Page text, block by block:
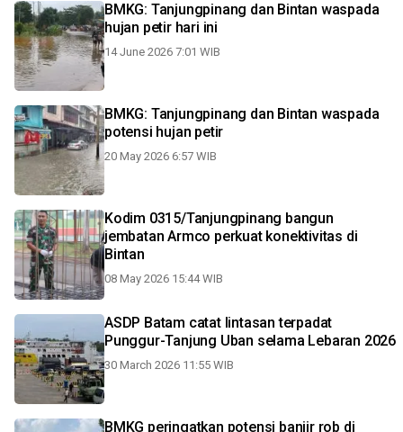
BMKG: Tanjungpinang dan Bintan waspada
hujan petir hari ini
14 June 2026 7:01 WIB
BMKG: Tanjungpinang dan Bintan waspada
potensi hujan petir
20 May 2026 6:57 WIB
Kodim 0315/Tanjungpinang bangun
jembatan Armco perkuat konektivitas di
Bintan
08 May 2026 15:44 WIB
ASDP Batam catat lintasan terpadat
Punggur-Tanjung Uban selama Lebaran 2026
30 March 2026 11:55 WIB
BMKG peringatkan potensi banjir rob di